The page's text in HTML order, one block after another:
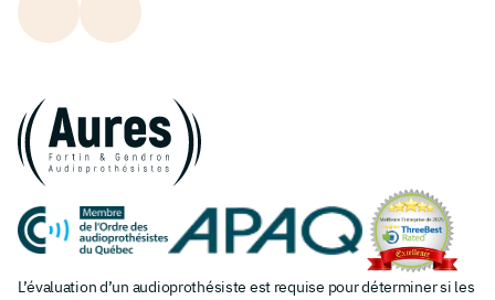
L’évaluation d’un audioprothésiste est requise pour déterminer si les